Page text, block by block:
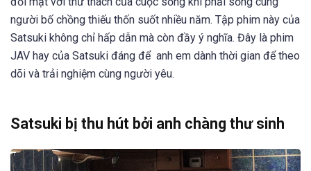
người bố chồng thiếu thốn suốt nhiều năm. Tập phim này của
Satsuki không chỉ hấp dẫn mà còn đầy ý nghĩa. Đây là phim
JAV hay của Satsuki đáng để anh em dành thời gian để theo
dõi và trải nghiệm cùng người yêu.
Satsuki bị thu hút bởi anh chàng thư sinh